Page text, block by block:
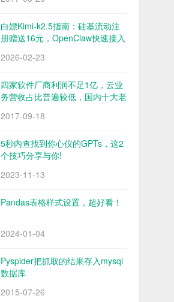
白嫖Kimi-k2.5指南：硅基流动注
册赠送16元，OpenClaw快速接入
2026-02-23
四家软件厂商利润不足1亿，云业
务营收占比普遍较低，国内十大老
2017-09-18
5秒内查找到你心仪的GPTs，这2
个技巧分享与你!
2023-11-13
Pandas表格样式设置，超好看！
2024-01-04
Pyspider把抓取的结果存入mysql
数据库
2015-07-26